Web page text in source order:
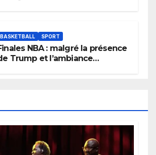
BASKETBALL SPORT
NBA : malgré la présence
Trump et l’ambiance